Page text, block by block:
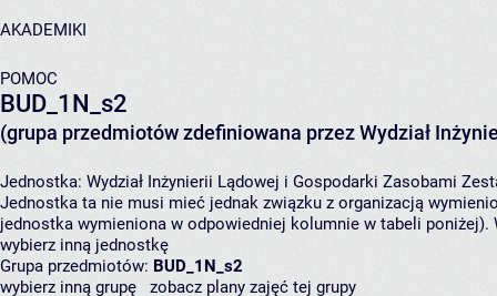
AKADEMIKI
POMOC
BUD_1N_s2
(grupa przedmiotów zdefiniowana przez Wydział
Jednostka: Wydział Inżynierii Lądowej i Gospodarki Zasobami
Jednostka ta nie musi mieć jednak związku z organizacją
jednostka wymieniona w odpowiedniej kolumnie w tabeli
wybierz inną jednostkę
Grupa przedmiotów: BUD_1N_s2
wybierz inną grupę
zobacz plany zajęć tej grupy